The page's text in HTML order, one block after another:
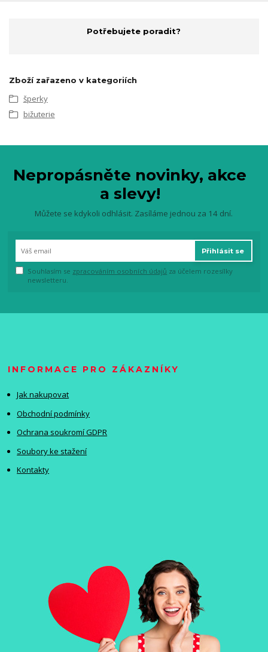
Potřebujete poradit?
Zboží zařazeno v kategoriích
šperky
bižuterie
Nepropásněte novinky, akce
a slevy!
Můžete se kdykoli odhlásit. Zasíláme jednou za 14 dní.
Přihlásit se
Souhlasím se zpracováním osobních údajů za účelem rozesílky
newsletteru.
INFORMACE PRO ZÁKAZNÍKY
Jak nakupovat
Obchodní podmínky
Ochrana soukromí GDPR
Soubory ke stažení
Kontakty